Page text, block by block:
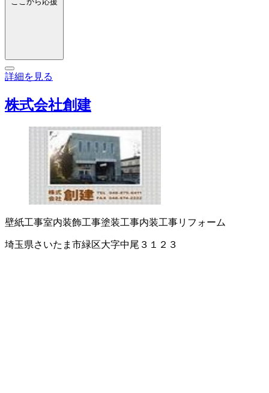
詳細を見る
株式会社創建
壁紙工事室内装飾工事塗装工事内装工事リフォーム
埼玉県さいたま市緑区大字中尾３１２３